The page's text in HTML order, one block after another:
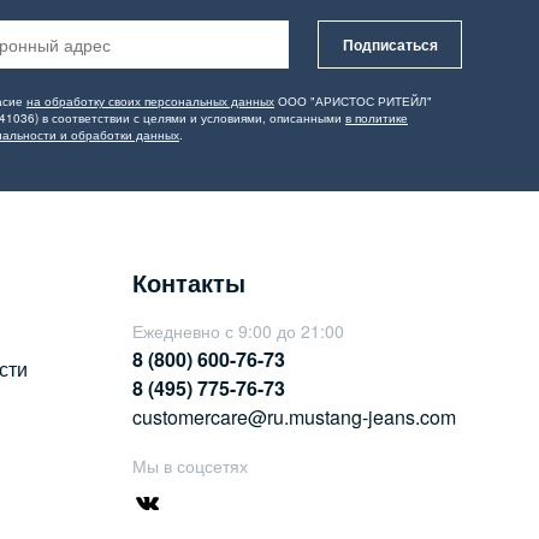
Подписаться
на обработку своих персональных данныхООО "АРИСТОС РИТЕЙЛ"
в соответствии с целями и условиями, описанными в политике
и обработки данных.
Контакты
Ежедневно с 9:00 до 21:00
8 (800) 600-76-73
8 (495) 775-76-73
customercare@ru.mustang-jeans.com
Мы в соцсетях